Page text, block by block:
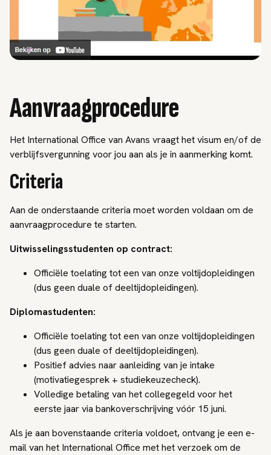
Aanvraagprocedure
Het International Office van Avans vraagt het visum en/of de
verblijfsvergunning voor jou aan als je in aanmerking komt.
Criteria
Aan de onderstaande criteria moet worden voldaan om de
aanvraagprocedure te starten.
Uitwisselingsstudenten op contract:
Officiële toelating tot een van onze voltijdopleidingen
(dus geen duale of deeltijdopleidingen).
Diplomastudenten:
Officiële toelating tot een van onze voltijdopleidingen
(dus geen duale of deeltijdopleidingen).
Positief advies naar aanleiding van je intake
(motivatiegesprek + studiekeuzecheck).
Volledige betaling van het collegegeld voor het
eerste jaar via bankoverschrijving vóór 15 juni.
Als je aan bovenstaande criteria voldoet, ontvang je een e-
mail van het International Office met het verzoek om de